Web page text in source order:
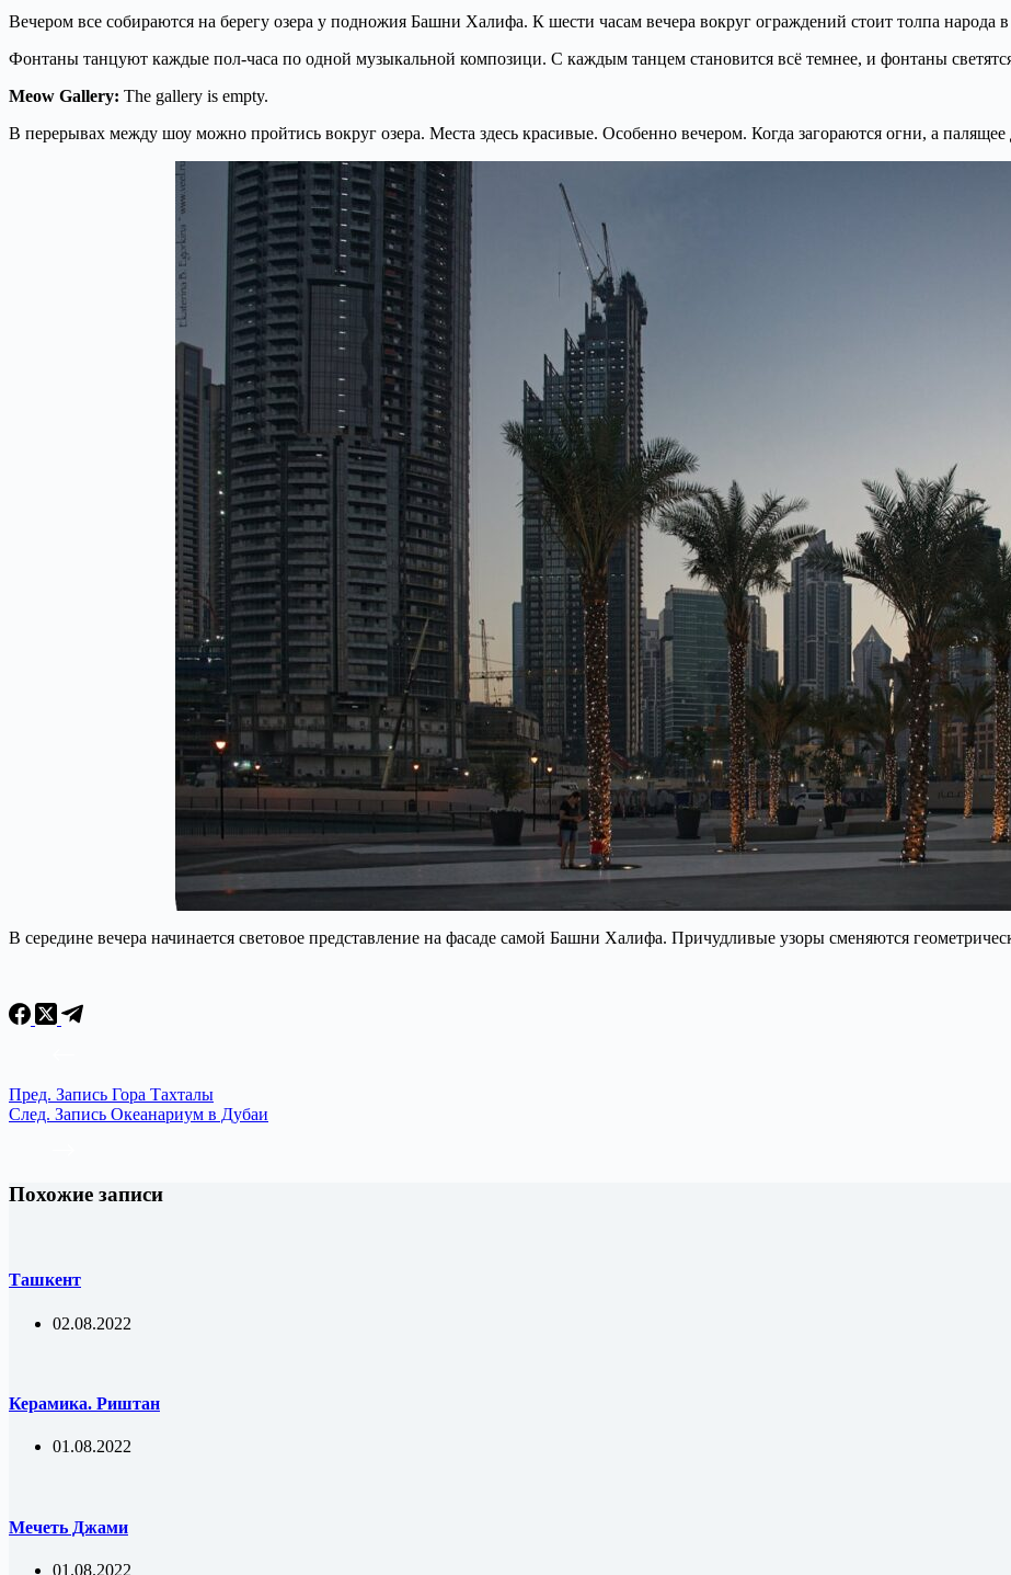
Вечером все собираются на берегу озера у подножия Башни Халифа. К шести часам вечера вокруг ограждений стоит толпа народа
Фонтаны танцуют каждые пол-часа по одной музыкальной композици. С каждым танцем становится всё темнее, и фонтаны
Meow Gallery: The gallery is empty.
В перерывах между шоу можно пройтись вокруг озера. Места здесь красивые. Особенно вечером. Когда загораются огни, а палящее
В середине вечера начинается световое представление на фасаде самой Башни Халифа. Причудливые узоры сменяются
Пред. Запись Гора Тахталы
След. Запись Океанариум в Дубаи
Похожие записи
Ташкент
02.08.2022
Керамика. Риштан
01.08.2022
Мечеть Джами
01.08.2022